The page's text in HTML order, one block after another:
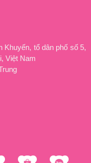
tổ dân phố số 5,
Việt Nam